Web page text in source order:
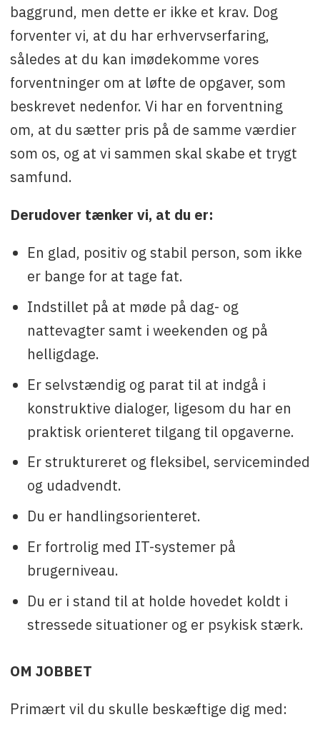
baggrund, men dette er ikke et krav. Dog
forventer vi, at du har erhvervserfaring,
således at du kan imødekomme vores
forventninger om at løfte de opgaver, som
beskrevet nedenfor. Vi har en forventning
om, at du sætter pris på de samme værdier
som os, og at vi sammen skal skabe et trygt
samfund.
Derudover tænker vi, at du er:
En glad, positiv og stabil person, som ikke
er bange for at tage fat.
Indstillet på at møde på dag- og
nattevagter samt i weekenden og på
helligdage.
Er selvstændig og parat til at indgå i
konstruktive dialoger, ligesom du har en
praktisk orienteret tilgang til opgaverne.
Er struktureret og fleksibel, serviceminded
og udadvendt.
Du er handlingsorienteret.
Er fortrolig med IT-systemer på
brugerniveau.
Du er i stand til at holde hovedet koldt i
stressede situationer og er psykisk stærk.
OM JOBBET
Primært vil du skulle beskæftige dig med: